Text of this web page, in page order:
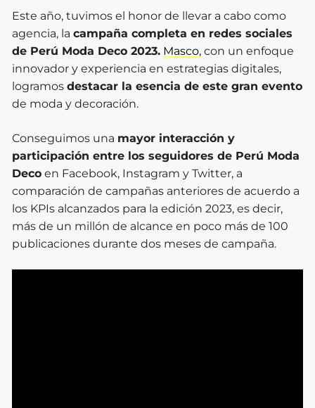
Este año, tuvimos el honor de llevar a cabo como
agencia, la campaña completa en redes sociales
de Perú Moda Deco 2023. Masco, con un enfoque
innovador y experiencia en estrategias digitales,
logramos destacar la esencia de este gran evento
de moda y decoración.
Conseguimos una mayor interacción y
participación entre los seguidores de Perú Moda
Deco en Facebook, Instagram y Twitter, a
comparación de campañas anteriores de acuerdo a
los KPIs alcanzados para la edición 2023, es decir,
más de un millón de alcance en poco más de 100
publicaciones durante dos meses de campaña.